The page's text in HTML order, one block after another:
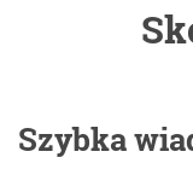
Szybka